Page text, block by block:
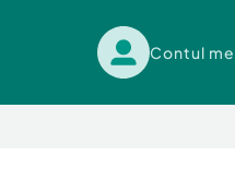
Contul